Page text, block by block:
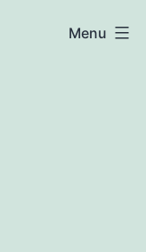
Menu